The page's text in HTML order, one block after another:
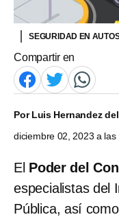
SEGURIDAD EN
Compartir en
PorLuis Hernandez
diciembre 02, 2023 a las
El Poder del
especialistas del
Pública, así